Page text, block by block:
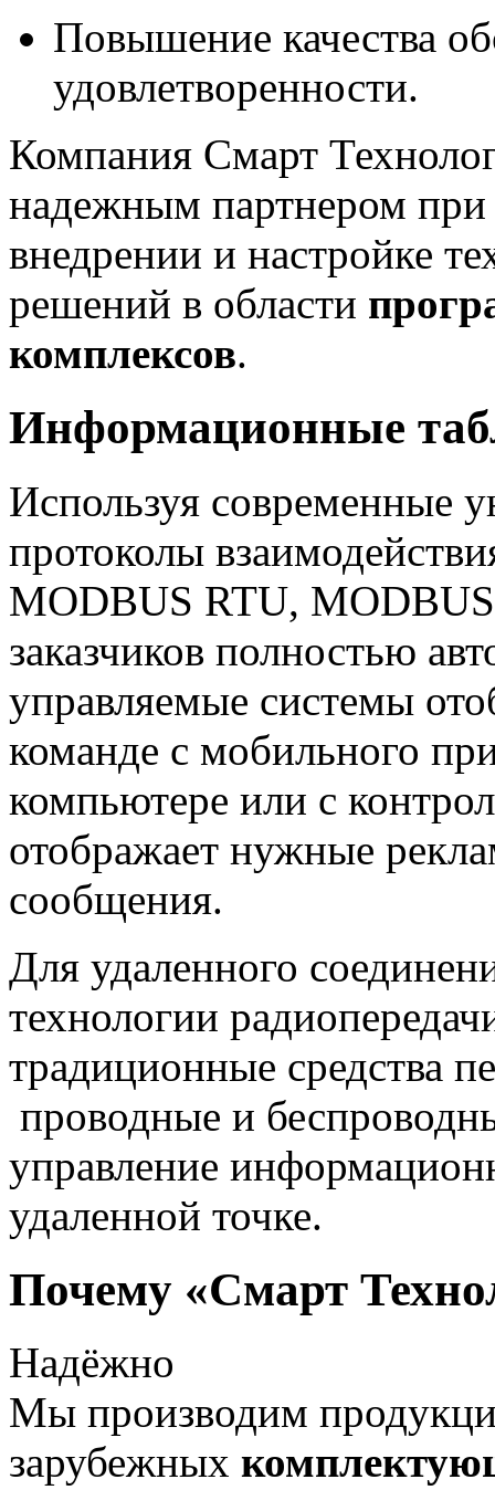
Повышение качества
удовлетворенности.
Компания Смарт
надежным партнером при
внедрении и настройке
решений в области
комплексов.
Информационные
Используя современные
протоколы
MODBUS RTU,
заказчиков полностью
управляемые системы
команде с мобильного
компьютере или с
отображает нужные
сообщения.
Для удаленного
технологии
традиционные средства
проводные и
управление
удаленной точке.
Почему «Смарт
Надёжно
Мы производим
зарубежных